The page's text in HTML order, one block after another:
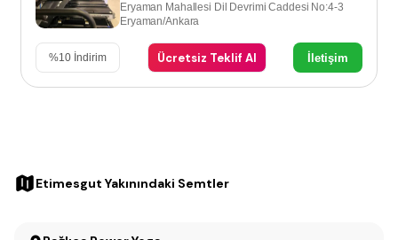
Eryaman Mahallesi Dil Devrimi Caddesi No:4-3
Eryaman/Ankara
%10 İndirim Ücretsiz Teklif Al İletişim
Etimesgut Yakınındaki Semtler